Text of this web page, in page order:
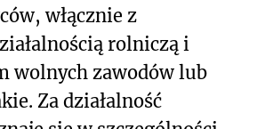
włącznie z
rolniczą i
wolnych zawodów lub
Za działalność